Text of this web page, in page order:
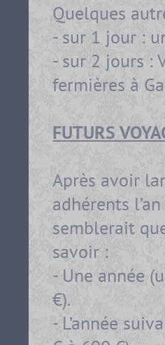
Quelques
- sur 1 jour :
- sur 2 jours :
fermières à
FUTURS
Après avoir
adhérents
semblerait
savoir :
- Une année
€).
- L’année